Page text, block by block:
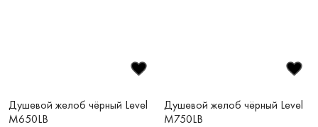
Душевой желоб чёрный Level
M650LB
Душевой желоб чёрный Level
M750LB